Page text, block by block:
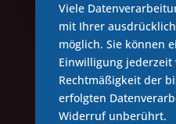
Viele
mit Ihrer
möglich. Sie können
Einwilligung
Rechtmäßigkeit der
erfolgten
Widerruf unberührt.